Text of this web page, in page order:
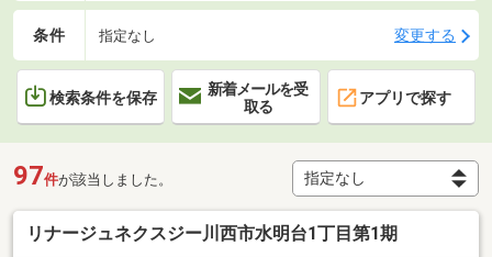
条件 指定なし 変更する
検索条件を保存
新着メールを受
取る
アプリで探す
97件が該当しました。
リナージュネクスジー川西市水明台1丁目第1期